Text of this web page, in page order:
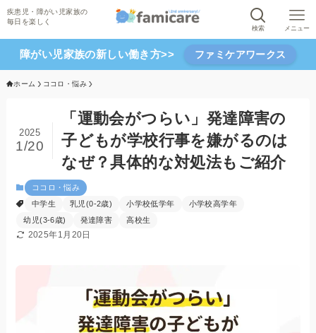
検索 メニュー
障がい児家族の新しい働き方>> ファミケアワークス
ホーム ココロ・悩み
「運動会がつらい」発達障害の
子どもが学校行事を嫌がるのは
なぜ？具体的な対処法もご紹介
2025
1/20
ココロ・悩み
中学生
乳児(0-2歳) 小学校低学年
小学校高学年
幼児(3-6歳)
発達障害 高校生
2025年1月20日